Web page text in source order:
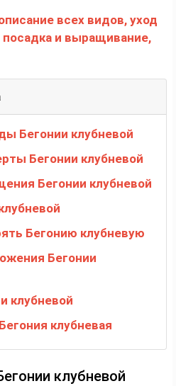
Бегонии клубневой
Бегонии клубневой
Бегонии клубневой
Бегонию клубневую
Бегонии
клубневой
клубневая
клубневой